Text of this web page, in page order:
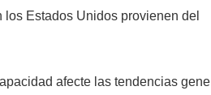
Estados Unidos provienen del
afecte las tendencias